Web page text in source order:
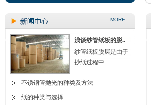
的发展，深得新老客户的支持和认可。产
品适用范围广，如：纺织、印染、化工、
塑料、电子、五金、冶金、食品、化妆
品、玩具、造纸等。符合环保和节源的现
代企业发展要求。
本厂设备精良，现有台湾制造的卷管机
MORE
浅谈纱管纸板的脱..
纱管纸板脱层是由于
抄纸过程中..
不锈钢管抛光的种类及方法
纸的种类与选择